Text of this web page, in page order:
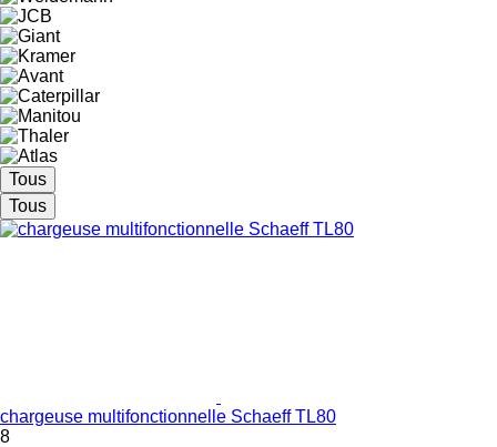
Tous
Tous
chargeuse multifonctionnelle Schaeff TL80
8